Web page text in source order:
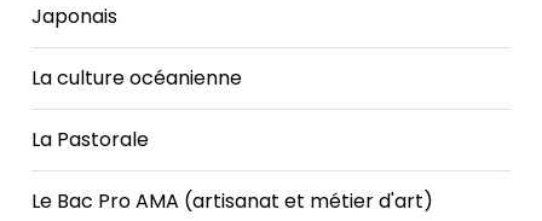
Japonais
La culture océanienne
La Pastorale
Le Bac Pro AMA (artisanat et métier d'art)